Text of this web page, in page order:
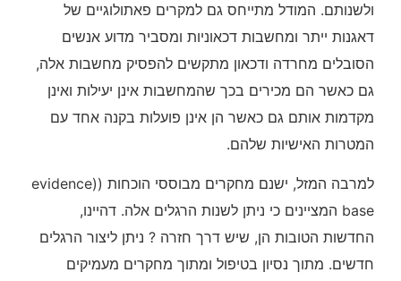
ולשנותם. המודל מתייחס גם למקרים פאתולוגיים של
דאגנות ייתר ומחשבות דכאוניות ומסביר מדוע אנשים
הסובלים מחרדה ודכאון מתקשים להפסיק מחשבות אלה,
גם כאשר הם מכירים בכך שהמחשבות אינן יעילות ואינן
מקדמות אותם גם כאשר הן אינן פועלות בקנה אחד עם
המטרות האישיות שלהם.
למרבה המזל, ישנם מחקרים מבוססי הוכחות ((evidence
base המציינים כי ניתן לשנות הרגלים אלה. דהיינו,
החדשות הטובות הן, שיש דרך חזרה ? ניתן ליצור הרגלים
חדשים. מתוך נסיון בטיפול ומתוך מחקרים מעמיקים